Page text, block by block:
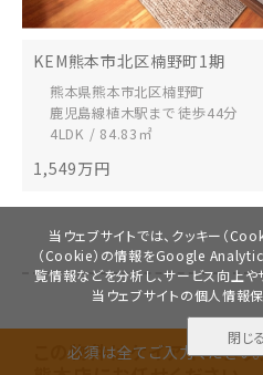
資料請求 見学予約
必須は全てご入力ください。
KEM熊本市北区楠野町1期
熊本県熊本市北区楠野町
鹿児島線植木駅まで 徒歩44分
4LDK / 84.83㎡
1,549万円
この物件はケイアイエポッ
当ウェブサイトでは、クッキー（
（Cookie）の情報をGoogle
覧情報などを分析し、サービス向上や
当ウェブサイトの個人情報
閉じる